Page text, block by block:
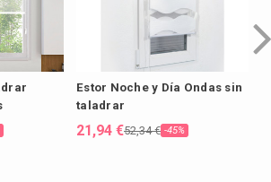
Estor Noche y Día Ondas sin
taladrar
21,94 €52,34 € -45%